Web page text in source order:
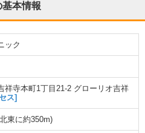
基本情報
ック
祥寺本町1丁目21-2 グローリオ吉祥
ス]
北東に約350m)